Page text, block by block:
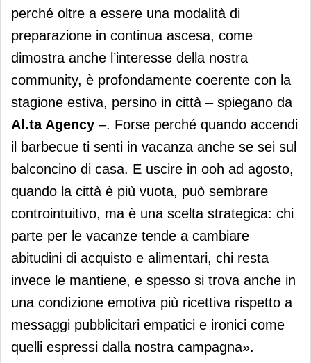
perché oltre a essere una modalità di
preparazione in continua ascesa, come
dimostra anche l’interesse della nostra
community, è profondamente coerente con la
stagione estiva, persino in città – spiegano da
Al.ta Agency –. Forse perché quando accendi
il barbecue ti senti in vacanza anche se sei sul
balconcino di casa. E uscire in ooh ad agosto,
quando la città è più vuota, può sembrare
controintuitivo, ma è una scelta strategica: chi
parte per le vacanze tende a cambiare
abitudini di acquisto e alimentari, chi resta
invece le mantiene, e spesso si trova anche in
una condizione emotiva più ricettiva rispetto a
messaggi pubblicitari empatici e ironici come
quelli espressi dalla nostra campagna».